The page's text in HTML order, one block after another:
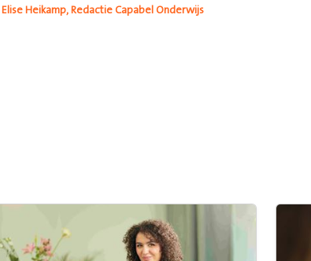
Elise Heikamp, Redactie Capabel Onderwijs